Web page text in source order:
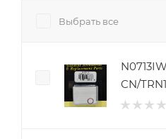
Выбрать все
CN/